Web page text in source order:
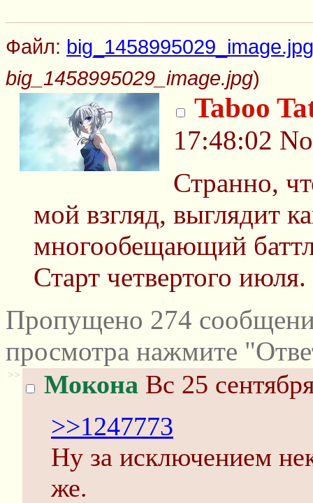
Файл: big_1458995029_image.jpg
big_1458995029_image.jpg)
Taboo
17:48:02
Странно,
мой взгляд, выглядит
многообещающий
Старт четвертого июля.
Пропущено 274
просмотра нажмите
>> Мокона Вс 25
>>1247773
Ну за исключением
же.